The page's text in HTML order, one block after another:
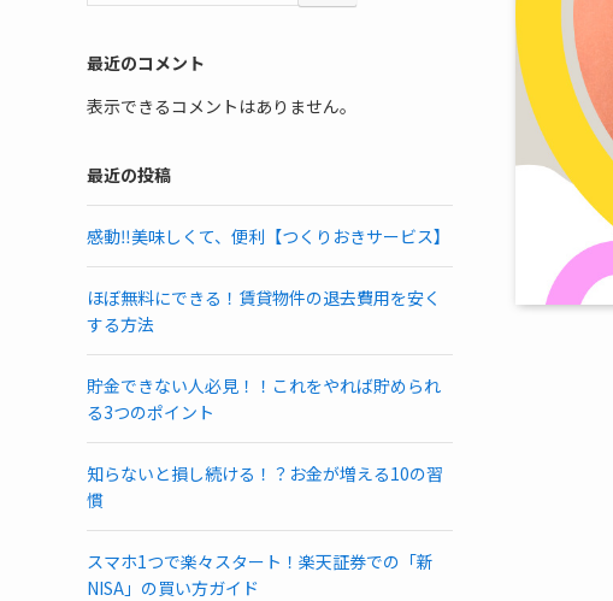
最近のコメント
表示できるコメントはありません。
最近の投稿
感動‼️美味しくて、便利【つくりおきサービス】
ほぼ無料にできる！賃貸物件の退去費用を安く
する方法
貯金できない人必見！！これをやれば貯められ
る3つのポイント
知らないと損し続ける！？お金が増える10の習
慣
スマホ1つで楽々スタート！楽天証券での「新
NISA」の買い方ガイド